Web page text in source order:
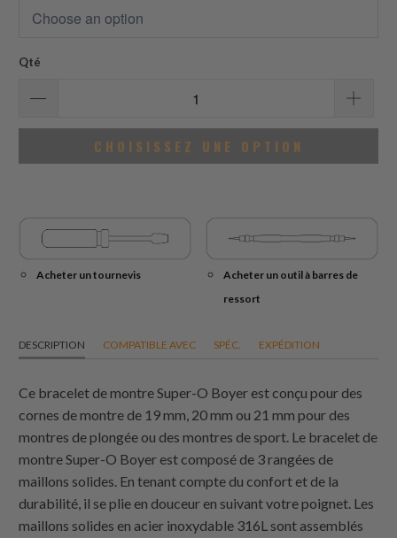
Qté
CHOISISSEZ UNE OPTION
Acheter un tournevis
Acheter un outil à barres de
ressort
DESCRIPTION COMPATIBLE AVEC SPÉC. EXPÉDITION
Ce bracelet de montre Super-O Boyer est conçu pour des
cornes de montre de 19 mm, 20 mm ou 21 mm pour des
montres de plongée ou des montres de sport. Le bracelet de
montre Super-O Boyer est composé de 3 rangées de
maillons solides. En tenant compte du confort et de la
durabilité, il se plie en douceur en suivant votre poignet. Les
maillons solides en acier inoxydable 316L sont assemblés